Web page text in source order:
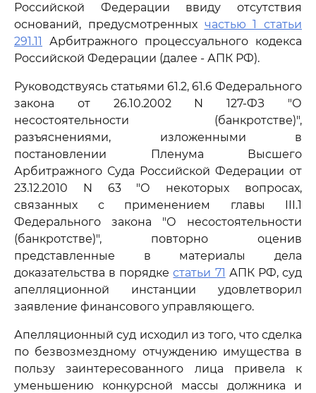
Российской Федерации ввиду отсутствия
оснований, предусмотренных частью 1 статьи
291.11
Арбитражного процессуального кодекса
Российской Федерации (далее - АПК РФ).
Руководствуясь статьями 61.2, 61.6 Федерального
закона от 26.10.2002 N 127-ФЗ "О
несостоятельности (банкротстве)",
разъяснениями, изложенными в
постановлении Пленума Высшего
Арбитражного Суда Российской Федерации от
23.12.2010 N 63 "О некоторых вопросах,
связанных с применением главы III.1
Федерального закона "О несостоятельности
(банкротстве)", повторно оценив
представленные в материалы дела
доказательства в порядкестатьи 71 АПК РФ, суд
апелляционной инстанции удовлетворил
заявление финансового управляющего.
Апелляционный суд исходил из того, что сделка
по безвозмездному отчуждению имущества в
пользу заинтересованного лица привела к
уменьшению конкурсной массы должника и